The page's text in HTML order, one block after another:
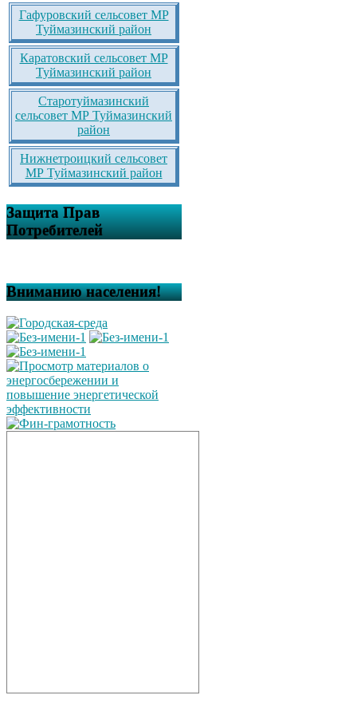
Гафуровский сельсовет МР
Туймазинский район
Каратовский сельсовет МР
Туймазинский район
Старотуймазинский
сельсовет МР Туймазинский
район
Нижнетроицкий сельсовет
МР Туймазинский район
Защита Прав
Потребителей
Вниманию населения!